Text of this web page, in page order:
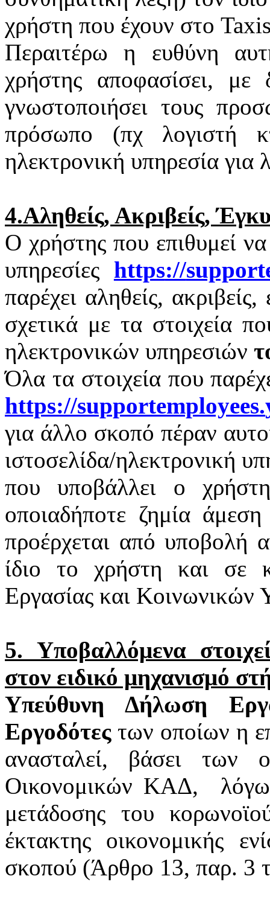
χρήστη που έχουν στο
Περαιτέρω η ευθύνη
χρήστης αποφασίσει, με
γνωστοποιήσει τους
πρόσωπο (πχ λογιστή
ηλεκτρονική υπηρεσία για
4.Αληθείς, Ακριβείς,
Ο χρήστης που επιθυμεί να
υπηρεσίες https://
παρέχει αληθείς,
σχετικά με τα στοιχεία
ηλεκτρονικών υπηρεσιών
Όλα τα στοιχεία που
https://supportemployees.
για άλλο σκοπό πέραν
ιστοσελίδα/ηλεκτρονική
που υποβάλλει ο
οποιαδήποτε ζημία
προέρχεται από υποβολή
ίδιο το χρήστη και σε
Εργασίας και Κοινωνικών
5. Υποβαλλόμενα
στον ειδικό μηχανισμό
Υπεύθυνη Δήλωση
Εργοδότεςτων οποίων η
ανασταλεί, βάσει των
Οικονομικών ΚΑΔ,
μετάδοσης του
έκτακτης οικονομικής
σκοπού (Άρθρο 13, παρ. 3